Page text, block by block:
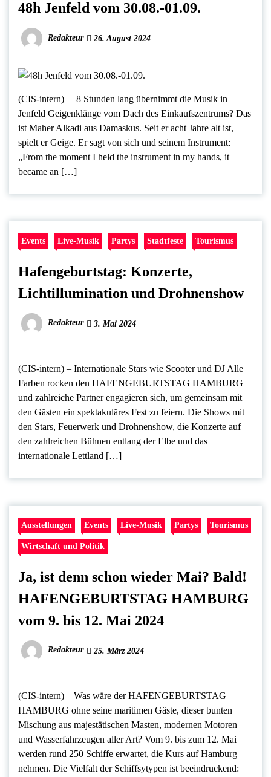
48h Jenfeld vom 30.08.-01.09.
Redakteur 26. August 2024
(CIS-intern) – 8 Stunden lang übernimmt die Musik in
Jenfeld Geigenklänge vom Dach des Einkaufszentrums? Das
ist Maher Alkadi aus Damaskus. Seit er acht Jahre alt ist,
spielt er Geige. Er sagt von sich und seinem Instrument:
„From the moment I held the instrument in my hands, it
became an […]
Events Live-Musik Partys Stadtfeste Tourismus
Hafengeburtstag: Konzerte,
Lichtillumination und Drohnenshow
Redakteur 3. Mai 2024
(CIS-intern) – Internationale Stars wie Scooter und DJ Alle
Farben rocken den HAFENGEBURTSTAG HAMBURG
und zahlreiche Partner engagieren sich, um gemeinsam mit
den Gästen ein spektakuläres Fest zu feiern. Die Shows mit
den Stars, Feuerwerk und Drohnenshow, die Konzerte auf
den zahlreichen Bühnen entlang der Elbe und das
internationale Lettland […]
Ausstellungen Events Live-Musik Partys Tourismus
Wirtschaft und Politik
Ja, ist denn schon wieder Mai? Bald!
HAFENGEBURTSTAG HAMBURG
vom 9. bis 12. Mai 2024
Redakteur 25. März 2024
(CIS-intern) – Was wäre der HAFENGEBURTSTAG
HAMBURG ohne seine maritimen Gäste, dieser bunten
Mischung aus majestätischen Masten, modernen Motoren
und Wasserfahrzeugen aller Art? Vom 9. bis zum 12. Mai
werden rund 250 Schiffe erwartet, die Kurs auf Hamburg
nehmen. Die Vielfalt der Schiffsytypen ist beeindruckend: